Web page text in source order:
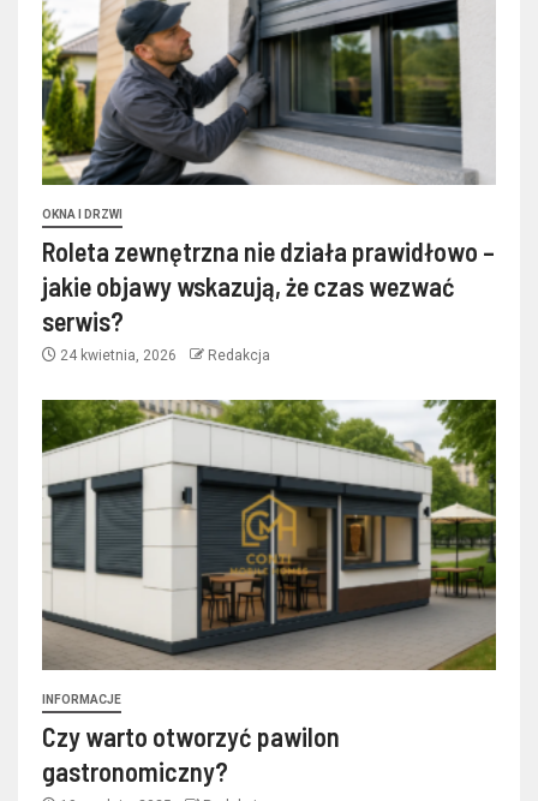
OKNA I DRZWI
Roleta zewnętrzna nie działa prawidłowo –
jakie objawy wskazują, że czas wezwać
serwis?
24 kwietnia, 2026 Redakcja
INFORMACJE
Czy warto otworzyć pawilon
gastronomiczny?